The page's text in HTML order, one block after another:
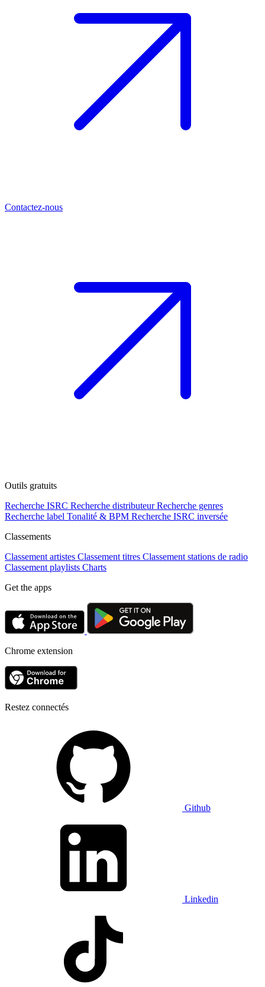
Contactez-nous
Outils gratuits
Recherche ISRC Recherche distributeur Recherche genres
Recherche label Tonalité & BPM Recherche ISRC inversée
Classements
Classement artistes Classement titres Classement stations de radio
Classement playlists Charts
Get the apps
Chrome extension
Restez connectés
Github
Linkedin